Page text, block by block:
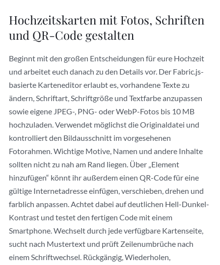
Hochzeitskarten mit Fotos, Schriften
und QR-Code gestalten
Beginnt mit den großen Entscheidungen für eure Hochzeit
und arbeitet euch danach zu den Details vor. Der Fabric.js-
basierte Karteneditor erlaubt es, vorhandene Texte zu
ändern, Schriftart, Schriftgröße und Textfarbe anzupassen
sowie eigene JPEG-, PNG- oder WebP-Fotos bis 10 MB
hochzuladen. Verwendet möglichst die Originaldatei und
kontrolliert den Bildausschnitt im vorgesehenen
Fotorahmen. Wichtige Motive, Namen und andere Inhalte
sollten nicht zu nah am Rand liegen. Über „Element
hinzufügen“ könnt ihr außerdem einen QR-Code für eine
gültige Internetadresse einfügen, verschieben, drehen und
farblich anpassen. Achtet dabei auf deutlichen Hell-Dunkel-
Kontrast und testet den fertigen Code mit einem
Smartphone. Wechselt durch jede verfügbare Kartenseite,
sucht nach Mustertext und prüft Zeilenumbrüche nach
einem Schriftwechsel. Rückgängig, Wiederholen,